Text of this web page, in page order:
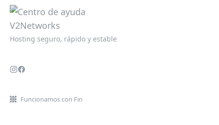
Hosting seguro, rápido y estable
Funcionamos con Fin